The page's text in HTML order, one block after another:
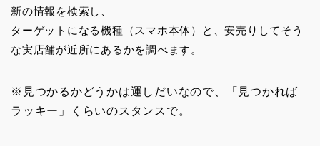
新の情報を検索し、
ターゲットになる機種（スマホ本体）と、安売りしてそう
な実店舗が近所にあるかを調べます。
※見つかるかどうかは運しだいなので、「見つかれば
ラッキー」くらいのスタンスで。